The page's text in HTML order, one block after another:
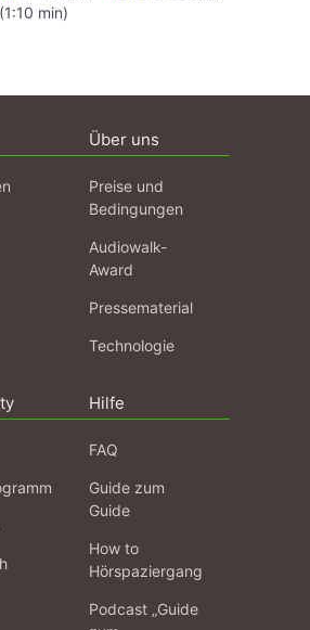
(1:10 min)
Über uns
Preise und
Bedingungen
Audiowalk-
Award
Pressematerial
Technologie
Hilfe
FAQ
Guide zum
Guide
How to
Hörspaziergang
Podcast „Guide